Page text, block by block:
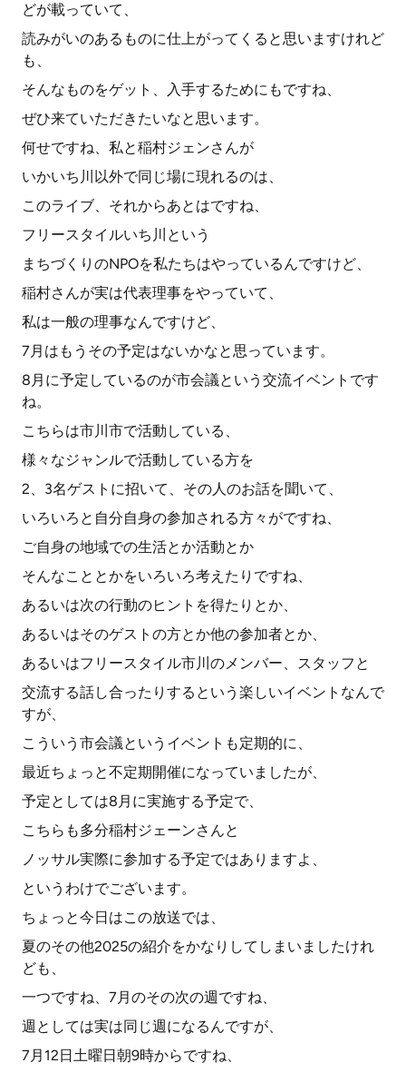
どが載っていて、
読みがいのあるものに仕上がってくると思いますけれど
も、
そんなものをゲット、入手するためにもですね、
ぜひ来ていただきたいなと思います。
何せですね、私と稲村ジェンさんが
いかいち川以外で同じ場に現れるのは、
このライブ、それからあとはですね、
フリースタイルいち川という
まちづくりのNPOを私たちはやっているんですけど、
稲村さんが実は代表理事をやっていて、
私は一般の理事なんですけど、
7月はもうその予定はないかなと思っています。
8月に予定しているのが市会議という交流イベントです
ね。
こちらは市川市で活動している、
様々なジャンルで活動している方を
2、3名ゲストに招いて、その人のお話を聞いて、
いろいろと自分自身の参加される方々がですね、
ご自身の地域での生活とか活動とか
そんなこととかをいろいろ考えたりですね、
あるいは次の行動のヒントを得たりとか、
あるいはそのゲストの方とか他の参加者とか、
あるいはフリースタイル市川のメンバー、スタッフと
交流する話し合ったりするという楽しいイベントなんで
すが、
こういう市会議というイベントも定期的に、
最近ちょっと不定期開催になっていましたが、
予定としては8月に実施する予定で、
こちらも多分稲村ジェーンさんと
ノッサル実際に参加する予定ではありますよ、
というわけでございます。
ちょっと今日はこの放送では、
夏のその他2025の紹介をかなりしてしまいましたけれ
ども、
一つですね、7月のその次の週ですね、
週としては実は同じ週になるんですが、
7月12日土曜日朝9時からですね、